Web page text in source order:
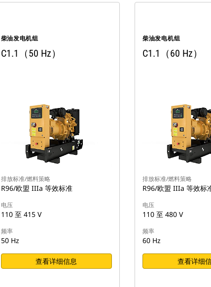
柴油发电机组
C1.1（50 Hz）
排放标准/燃料策略
R96/欧盟 IIIa 等效标准
电压
110 至 415 V
频率
50 Hz
查看详细信息
柴油发电机组
C1.1（60 Hz）
排放标准/燃料策略
R96/欧盟 IIIa 等效标
电压
110 至 480 V
频率
60 Hz
查看详细